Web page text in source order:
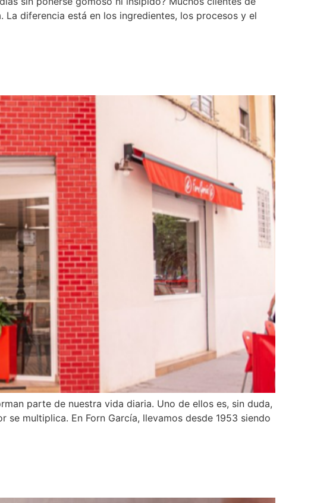
La diferencia está en los ingredientes, los procesos y el
parte de nuestra vida diaria. Uno de ellos es, sin duda,
multiplica. En Forn García, llevamos desde 1953 siendo